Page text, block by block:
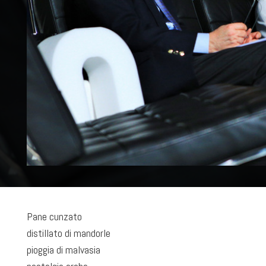
Pane cunzato
distillato di mandorle
pioggia di malvasia